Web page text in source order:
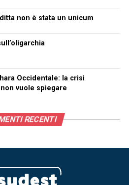
non è stata un unicum
Occidentale: la crisi
vuole spiegare
RECENTI